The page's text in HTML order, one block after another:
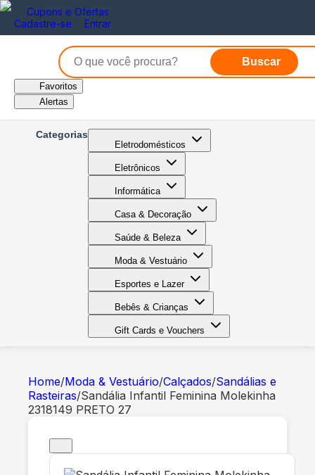
Cupons e Ofertas
Cadastre-se
Entrar
Buscar
Favoritos
Alertas
Categorias
Eletrodomésticos
Eletrônicos
Informática
Casa & Decoração
Saúde & Beleza
Moda & Vestuário
Esportes e Lazer
Bebês & Crianças
Gift Cards e Vouchers
Home/Moda & Vestuário/Calçados/Sandálias e
Rasteiras/Sandália Infantil Feminina Molekinha
2318149 PRETO 27